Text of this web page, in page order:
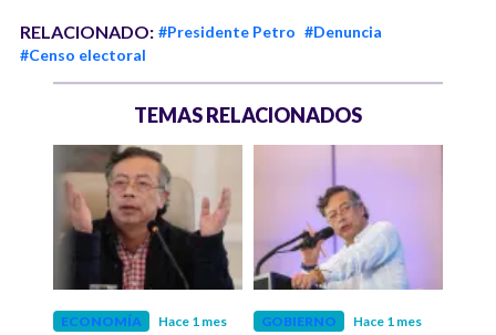
RELACIONADO: #Presidente Petro #Denuncia
#Censo electoral
TEMAS RELACIONADOS
ECONOMÍA Hace 1 mes GOBIERNO Hace 1 mes